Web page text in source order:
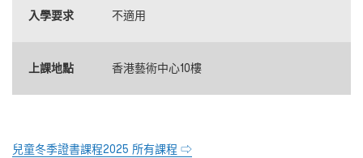
入學要求 不適用
上課地點 香港藝術中心10樓
兒童冬季證書課程2025 所有課程 ⇨